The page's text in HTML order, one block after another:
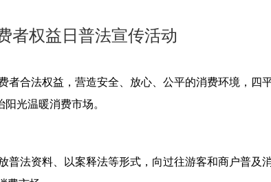
者权益日普法宣传活动
合法权益，营造安全、放心、公平的消费环境，四
光温暖消费市场。
法资料、以案释法等形式，向过往游客和商户普及